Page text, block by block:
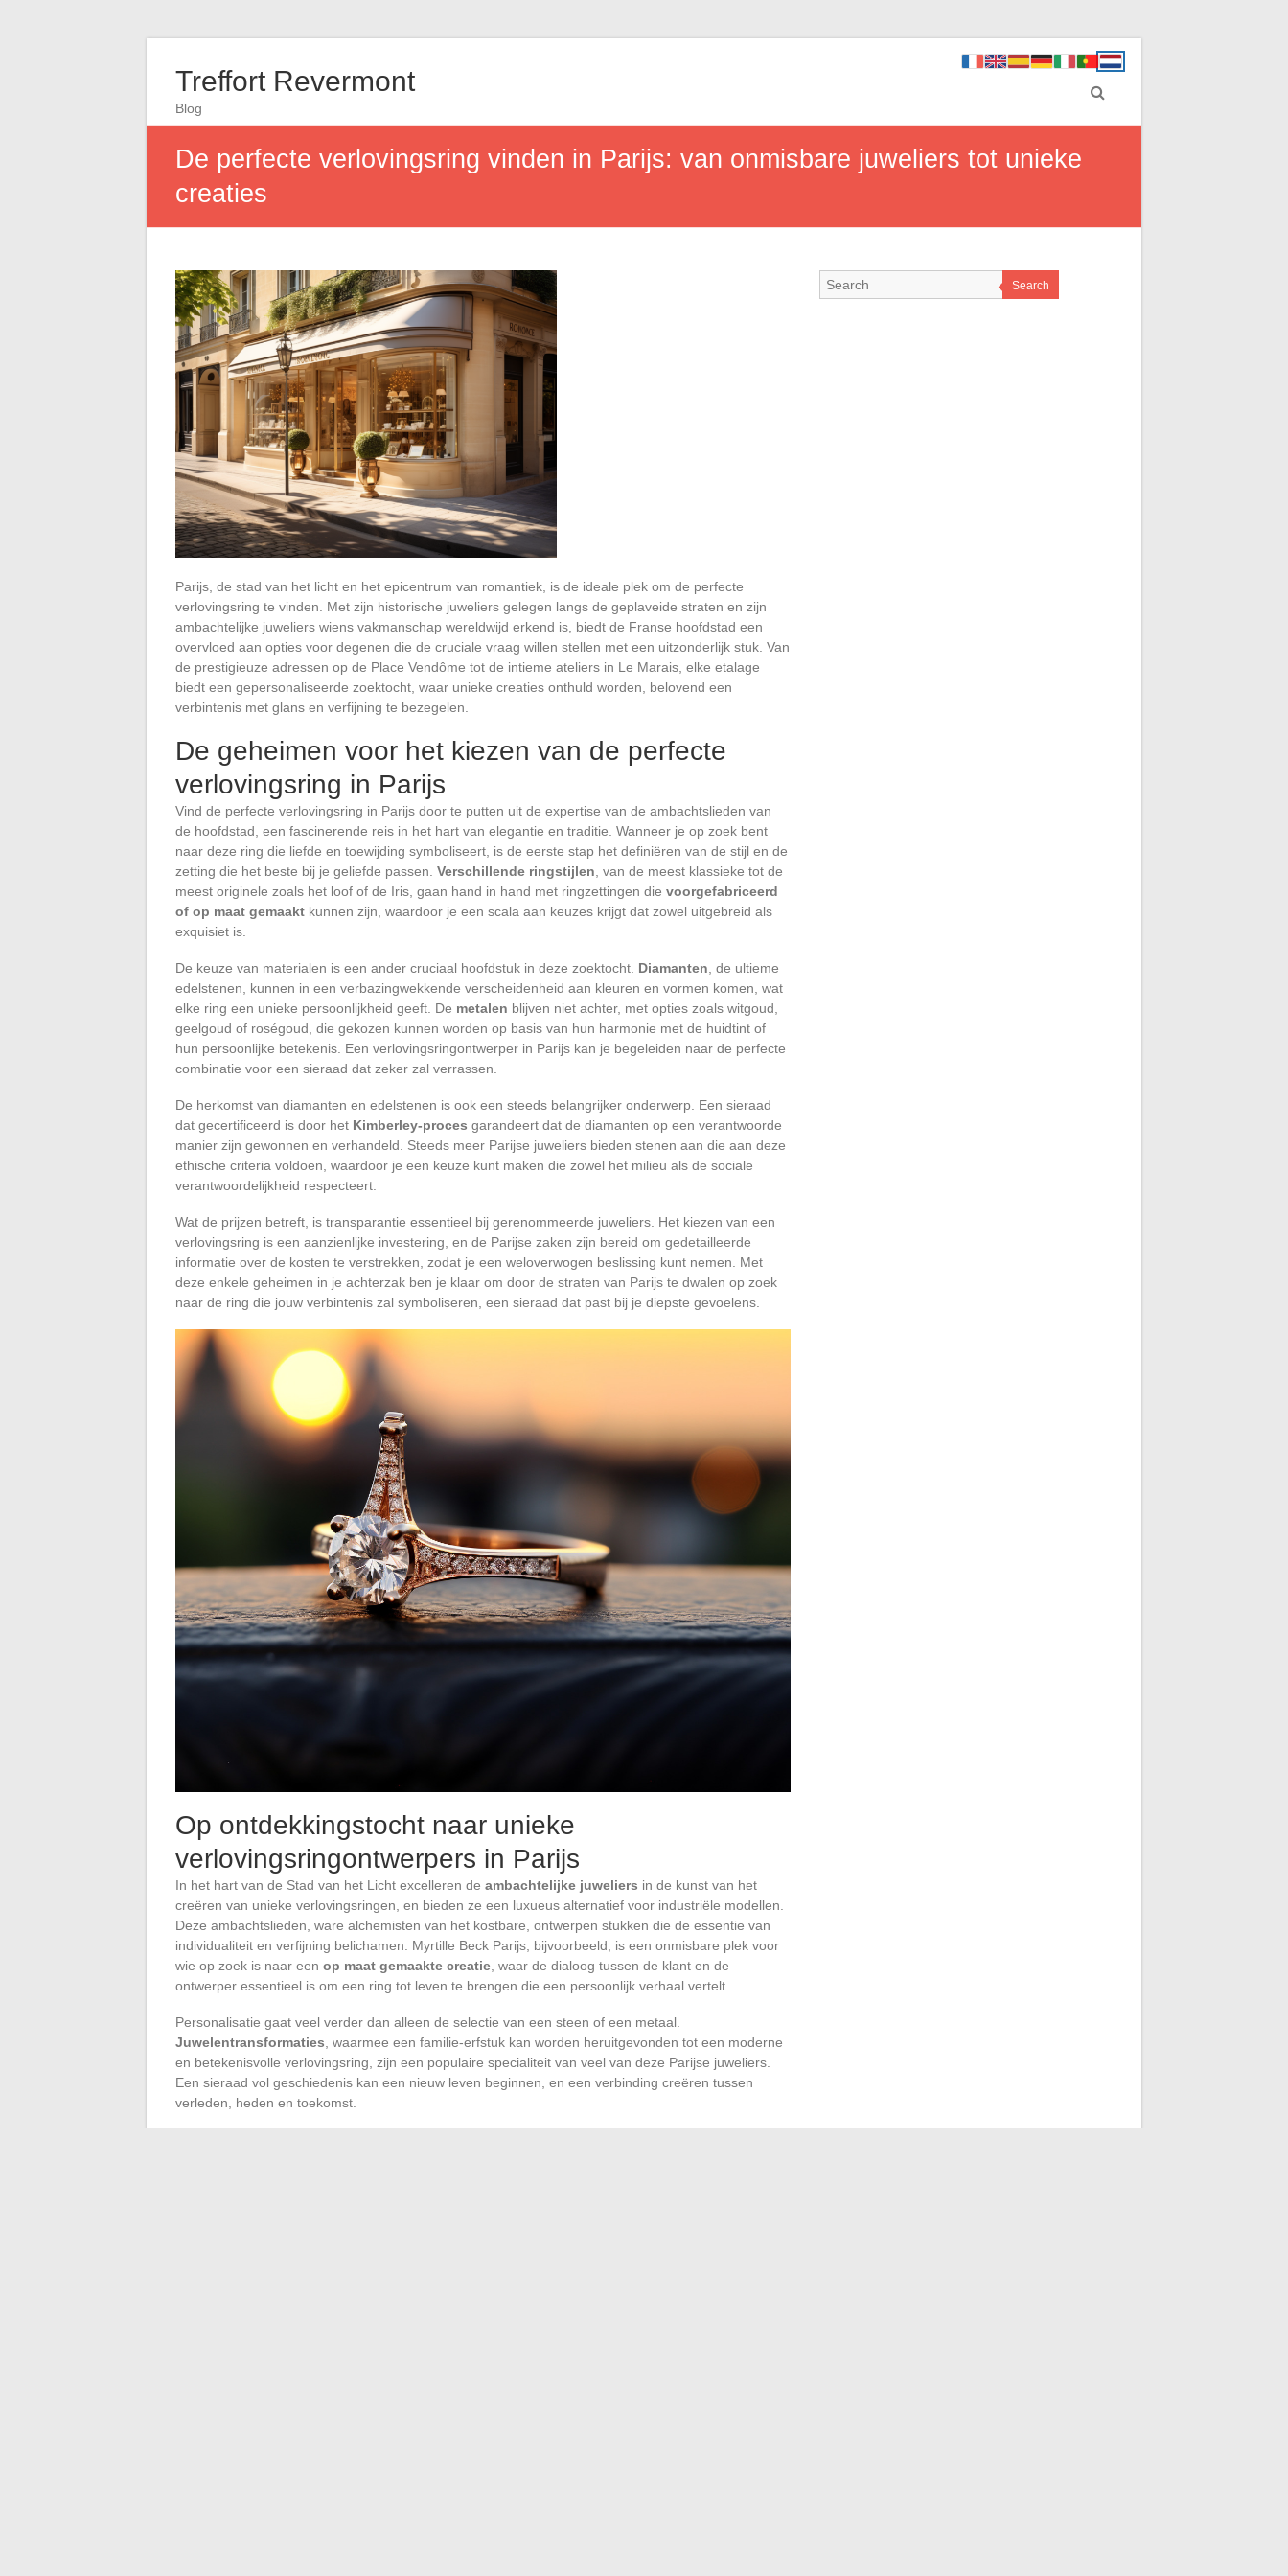
Treffort Revermont
Blog
De perfecte verlovingsring vinden in Parijs: van onmisbare juweliers tot unieke
creaties
Parijs, de stad van het licht en het epicentrum van romantiek, is de ideale plek om de perfecte
verlovingsring te vinden. Met zijn historische juweliers gelegen langs de geplaveide straten en zijn
ambachtelijke juweliers wiens vakmanschap wereldwijd erkend is, biedt de Franse hoofdstad een
overvloed aan opties voor degenen die de cruciale vraag willen stellen met een uitzonderlijk stuk. Van
de prestigieuze adressen op de Place Vendôme tot de intieme ateliers in Le Marais, elke etalage
biedt een gepersonaliseerde zoektocht, waar unieke creaties onthuld worden, belovend een
verbintenis met glans en verfijning te bezegelen.
De geheimen voor het kiezen van de perfecte
verlovingsring in Parijs
Vind de perfecte verlovingsring in Parijs door te putten uit de expertise van de ambachtslieden van
de hoofdstad, een fascinerende reis in het hart van elegantie en traditie. Wanneer je op zoek bent
naar deze ring die liefde en toewijding symboliseert, is de eerste stap het definiëren van de stijl en de
zetting die het beste bij je geliefde passen. Verschillende ringstijlen , van de meest klassieke tot de
meest originele zoals het loof of de Iris, gaan hand in hand met ringzettingen die voorgefabriceerd
of op maat gemaakt kunnen zijn, waardoor je een scala aan keuzes krijgt dat zowel uitgebreid als
exquisiet is.
De keuze van materialen is een ander cruciaal hoofdstuk in deze zoektocht. Diamanten , de ultieme
edelstenen, kunnen in een verbazingwekkende verscheidenheid aan kleuren en vormen komen, wat
elke ring een unieke persoonlijkheid geeft. De metalen blijven niet achter, met opties zoals witgoud,
geelgoud of roségoud, die gekozen kunnen worden op basis van hun harmonie met de huidtint of
hun persoonlijke betekenis. Een verlovingsringontwerper in Parijs kan je begeleiden naar de perfecte
combinatie voor een sieraad dat zeker zal verrassen.
De herkomst van diamanten en edelstenen is ook een steeds belangrijker onderwerp. Een sieraad
dat gecertificeerd is door het Kimberley-proces garandeert dat de diamanten op een verantwoorde
manier zijn gewonnen en verhandeld. Steeds meer Parijse juweliers bieden stenen aan die aan deze
ethische criteria voldoen, waardoor je een keuze kunt maken die zowel het milieu als de sociale
verantwoordelijkheid respecteert.
Wat de prijzen betreft, is transparantie essentieel bij gerenommeerde juweliers. Het kiezen van een
verlovingsring is een aanzienlijke investering, en de Parijse zaken zijn bereid om gedetailleerde
informatie over de kosten te verstrekken, zodat je een weloverwogen beslissing kunt nemen. Met
deze enkele geheimen in je achterzak ben je klaar om door de straten van Parijs te dwalen op zoek
naar de ring die jouw verbintenis zal symboliseren, een sieraad dat past bij je diepste gevoelens.
Op ontdekkingstocht naar unieke
verlovingsringontwerpers in Parijs
In het hart van de Stad van het Licht excelleren de ambachtelijke juweliers in de kunst van het
creëren van unieke verlovingsringen, en bieden ze een luxueus alternatief voor industriële modellen.
Deze ambachtslieden, ware alchemisten van het kostbare, ontwerpen stukken die de essentie van
individualiteit en verfijning belichamen. Myrtille Beck Parijs, bijvoorbeeld, is een onmisbare plek voor
wie op zoek is naar een op maat gemaakte creatie , waar de dialoog tussen de klant en de
ontwerper essentieel is om een ring tot leven te brengen die een persoonlijk verhaal vertelt.
Personalisatie gaat veel verder dan alleen de selectie van een steen of een metaal.
Juwelentransformaties , waarmee een familie-erfstuk kan worden heruitgevonden tot een moderne
en betekenisvolle verlovingsring, zijn een populaire specialiteit van veel van deze Parijse juweliers.
Een sieraad vol geschiedenis kan een nieuw leven beginnen, en een verbinding creëren tussen
verleden, heden en toekomst.
Search